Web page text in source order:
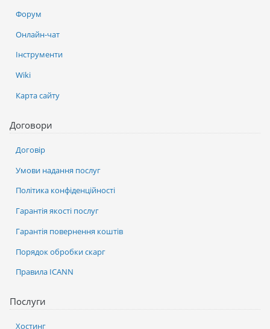
Послуги
Хостинг
Форум
Онлайн-чат
Інструменти
Wiki
Карта сайту
Договори
Договір
Умови надання послуг
Політика конфіденційності
Гарантія якості послуг
Гарантія повернення коштів
Порядок обробки скарг
Правила ICANN